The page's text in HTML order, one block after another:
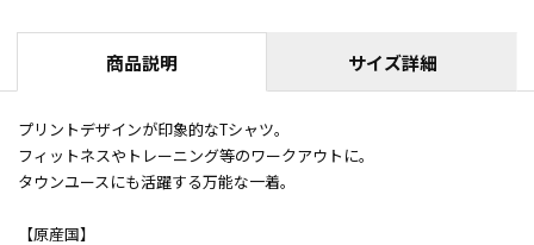
商品説明 サイズ詳細
プリントデザインが印象的なTシャツ。
フィットネスやトレーニング等のワークアウトに。
タウンユースにも活躍する万能な一着。
【原産国】